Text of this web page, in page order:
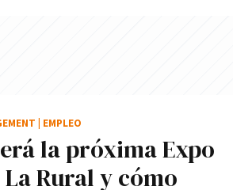
la próxima Expo
Rural y cómo
EMPLEO